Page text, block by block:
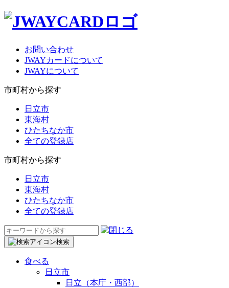
お問い合わせ
JWAYカードについて
JWAYについて
市町村から探す
日立市
東海村
ひたちなか市
全ての登録店
市町村から探す
日立市
東海村
ひたちなか市
全ての登録店
検
索:
検索
食べる
日立市
日立（本庁・西部）